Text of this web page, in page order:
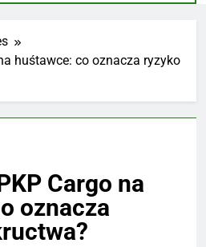
huśtawce: co oznacza ryzyko
Cargo na
oznacza